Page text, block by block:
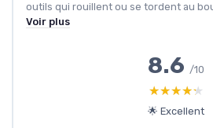
outils qui rouillent ou se tordent au
Voir plus
8.6 /10
★★★★★
★★★★★
🌟 Excellent